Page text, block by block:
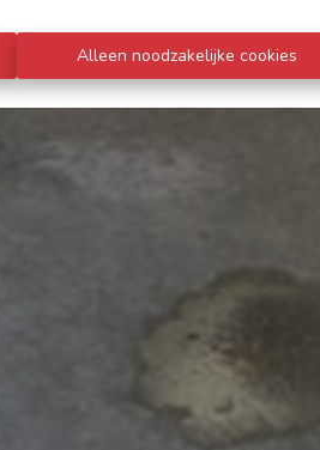
Alleen noodzakelijke cookies